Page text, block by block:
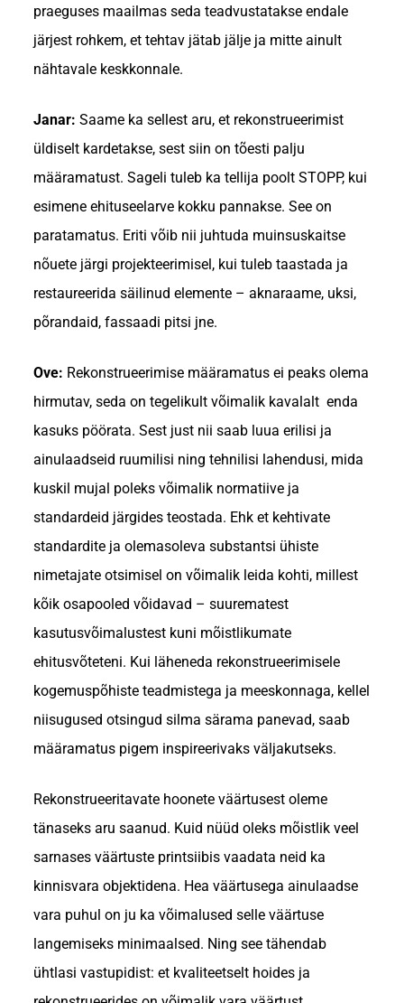
praeguses maailmas seda teadvustatakse endale
järjest rohkem, et tehtav jätab jälje ja mitte ainult
nähtavale keskkonnale.
Janar: Saame ka sellest aru, et rekonstrueerimist
üldiselt kardetakse, sest siin on tõesti palju
määramatust. Sageli tuleb ka tellija poolt STOPP, kui
esimene ehituseelarve kokku pannakse. See on
paratamatus. Eriti võib nii juhtuda muinsuskaitse
nõuete järgi projekteerimisel, kui tuleb taastada ja
restaureerida säilinud elemente – aknaraame, uksi,
põrandaid, fassaadi pitsi jne.
Ove: Rekonstrueerimise määramatus ei peaks olema
hirmutav, seda on tegelikult võimalik kavalalt enda
kasuks pöörata. Sest just nii saab luua erilisi ja
ainulaadseid ruumilisi ning tehnilisi lahendusi, mida
kuskil mujal poleks võimalik normatiive ja
standardeid järgides teostada. Ehk et kehtivate
standardite ja olemasoleva substantsi ühiste
nimetajate otsimisel on võimalik leida kohti, millest
kõik osapooled võidavad – suurematest
kasutusvõimalustest kuni mõistlikumate
ehitusvõteteni. Kui läheneda rekonstrueerimisele
kogemuspõhiste teadmistega ja meeskonnaga, kellel
niisugused otsingud silma särama panevad, saab
määramatus pigem inspireerivaks väljakutseks.
Rekonstrueeritavate hoonete väärtusest oleme
tänaseks aru saanud. Kuid nüüd oleks mõistlik veel
sarnases väärtuste printsiibis vaadata neid ka
kinnisvara objektidena. Hea väärtusega ainulaadse
vara puhul on ju ka võimalused selle väärtuse
langemiseks minimaalsed. Ning see tähendab
ühtlasi vastupidist: et kvaliteetselt hoides ja